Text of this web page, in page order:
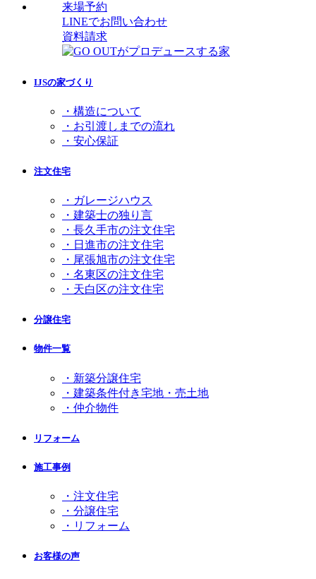
来場予約
LINEでお問い合わせ
資料請求
IJSの家づくり
・構造について
・お引渡しまでの流れ
・安心保証
注文住宅
・ガレージハウス
・建築士の独り言
・長久手市の注文住宅
・日進市の注文住宅
・尾張旭市の注文住宅
・名東区の注文住宅
・天白区の注文住宅
分譲住宅
物件一覧
・新築分譲住宅
・建築条件付き宅地・売土地
・仲介物件
リフォーム
施工事例
・注文住宅
・分譲住宅
・リフォーム
お客様の声